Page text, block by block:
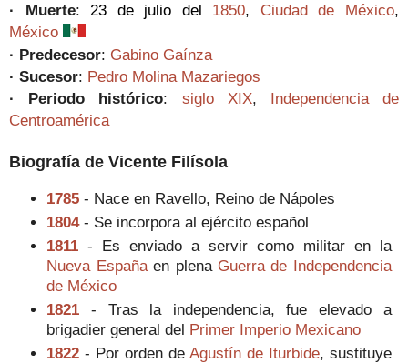
· Muerte: 23 de julio del 1850, Ciudad de México,
México
· Predecesor: Gabino Gaínza
· Sucesor: Pedro Molina Mazariegos
·
Periodo histórico: siglo XIX, Independencia de
Centroamérica
Biografía de Vicente Filísola
1785 - Nace en Ravello, Reino de Nápoles
1804- Se incorpora al ejército español
1811 - Es enviado a servir como militar en la
Nueva Españaen plena Guerra de Independencia
de México
1821 - Tras la independencia, fue elevado a
brigadier general del Primer Imperio Mexicano
1822 - Por orden de Agustín de Iturbide, sustituye